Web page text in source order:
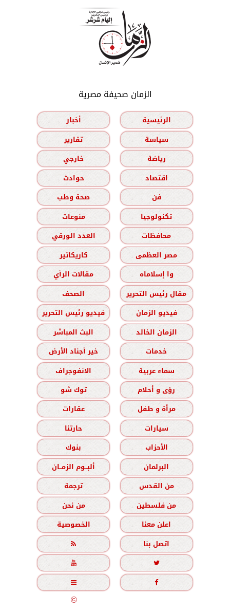
الزمان صحيفة مصرية
الرئيسية
أخبار
سياسة
تقارير
رياضة
خارجي
اقتصاد
حوادث
فن
صحة وطب
تكنولوجيا
منوعات
محافظات
العدد الورقي
مصر العظمى
كاريكاتير
وا إسلاماه
مقالات الرأي
مقال رئيس التحرير
الصحف
فيديو الزمان
فيديو رئيس التحرير
الزمان الخالد
البث المباشر
خدمات
خير أجناد الأرض
سماء عربية
الانفوجراف
رؤى و أحلام
توك شو
مرأة و طفل
عقارات
سيارات
حارتنا
الأحزاب
بنوك
البرلمان
ألبــوم الزمــان
من القدس
ترجمة
من فلسطين
من نحن
اعلن معنا
الخصوصية
اتصل بنا





جميع الحقوق محفوظة©